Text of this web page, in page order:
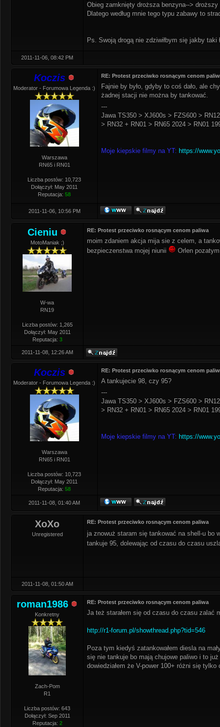
Obieg zamknięty droższa benzyna-->
Dlatego według mnie tego typu zabawy to
Ps. Swoją drogą nie zdziwiłbym się jakby
2011-11-06, 08:42 PM
Koczis
Moderator - Forumowa Legenda :)
Warszawa
RN65 i RN01
Liczba postów: 10,723
Dołączył: May 2011
Reputacja: 58
RE: Protest przeciwko rosnącym cenom
Fajnie by było, gdyby to coś dało, ale
żadnej stacji nie można by tankować.
---
Jawa TS350 > XJ600s > FZS600 >
> RN32 + RN01 > RN65 2024 > RN01
Moje kiepskie filmy na YT: https://
2011-11-06, 10:56 PM
Cieniu
MotoManiak ;)
W-wa
RN19
Liczba postów: 1,265
Dołączył: May 2011
Reputacja: 3
RE: Protest przeciwko rosnącym cenom paliwa
moim zdaniem akcja mija sie z celem, a
bezpieczenstwa mojej niunii
Orlen
2011-11-08, 12:26 AM
Koczis
Moderator - Forumowa Legenda :)
Warszawa
RN65 i RN01
Liczba postów: 10,723
Dołączył: May 2011
Reputacja: 58
RE: Protest przeciwko rosnącym cenom
A tankujecie 98, czy 95?
---
Jawa TS350 > XJ600s > FZS600 >
> RN32 + RN01 > RN65 2024 > RN01
Moje kiepskie filmy na YT: https://
2011-11-08, 01:40 AM
XoXo
Unregistered
RE: Protest przeciwko rosnącym cenom paliwa
ja znowuż staram się tankować na shell-u bo
tankuje 95, dolewając od czasu do czasu
2011-11-08, 01:50 AM
roman1986
Konkretny
Zach-Pom
R1
Liczba postów: 643
Dołączył: Sep 2011
Reputacja: 2
RE: Protest przeciwko rosnącym cenom paliwa
Ja też starałem się od czasu do czasu zalać
http://r1-forum.pl/showthread.php?tid=546
Poza tym kiedyś zatankowałem diesla na
się nie tankuje bo mają chujowe paliwo i to
dowiedziałem że V-power 100+ różni się